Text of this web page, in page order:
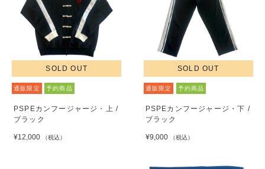
SOLD OUT
通販限定 予約商品
PSPEカンフージャージ・上 /
ブラック
¥12,000 （税込）
SOLD OUT
通販限定 予約商品
PSPEカンフージャージ・下 /
ブラック
¥9,000 （税込）